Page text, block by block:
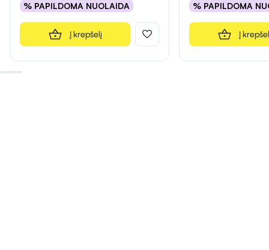
% PAPILDOMA NUOLAIDA
Į krepšelį
% PAPILDOMA
Į